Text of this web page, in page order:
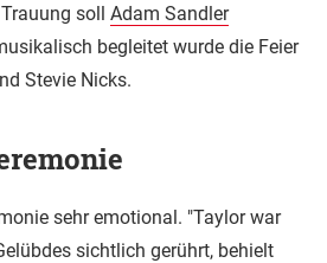
soll Adam Sandler
begleitet wurde die Feier
Stevie Nicks.
sehr emotional. "Taylor war
sichtlich gerührt, behielt